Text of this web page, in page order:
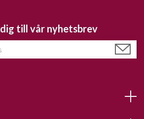
till vår nyhetsbrev